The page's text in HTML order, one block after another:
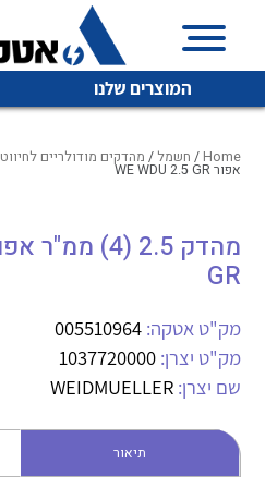
המוצרים שלנו
איכות |
אטקה בע”מ היא החברה הגדולה
מיתוג, בקרה , ואינסטלציה חשמלית
חשמל מיתוג ואינסטלציה חשמלית
קופסאות וארונות לחשמל,
לכל מוצרי היצרן
לכל מוצרי היצרן
Home
/ חשמל / מהדקים מודולריים לחיווט עד
אפור WE WDU 2.5 GR
GR
מק"ט אטקה: 005510964
מק"ט יצרן: 1037720000
שם יצרן: WEIDMUELLER
תיאור